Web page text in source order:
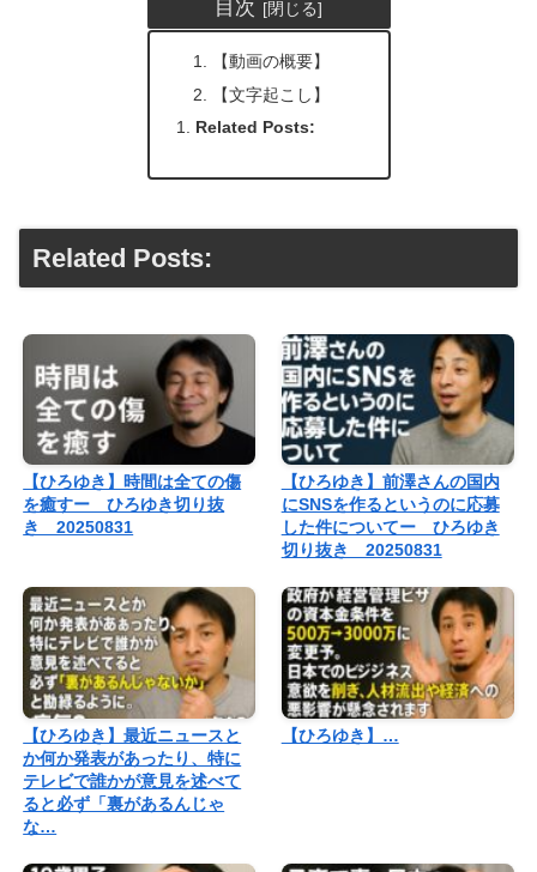
目次
【動画の概要】
【文字起こし】
Related Posts:
Related Posts:
【ひろゆき】時間は全ての傷
を癒すー ひろゆき切り抜
き 20250831
【ひろゆき】前澤さんの国内
にSNSを作るというのに応募
した件についてー ひろゆき
切り抜き 20250831
【ひろゆき】最近ニュースと
か何か発表があったり、特に
テレビで誰かが意見を述べて
ると必ず「裏があるんじゃ
な…
【ひろゆき】…